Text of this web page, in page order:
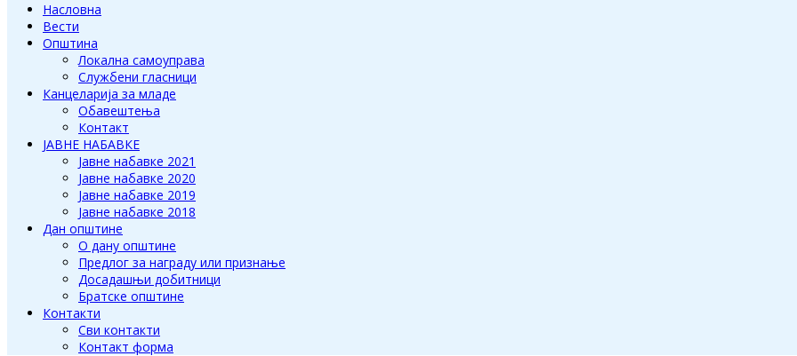
Насловна
Вести
Општина
Локална самоуправа
Службени гласници
Канцеларија за младе
Обавештења
Контакт
ЈАВНЕ НАБАВКЕ
Јавне набавке 2021
Јавне набавке 2020
Јавне набавке 2019
Јавне набавке 2018
Дан општине
О дану општине
Предлог за награду или признање
Досадашњи добитници
Братске општине
Контакти
Сви контакти
Контакт форма